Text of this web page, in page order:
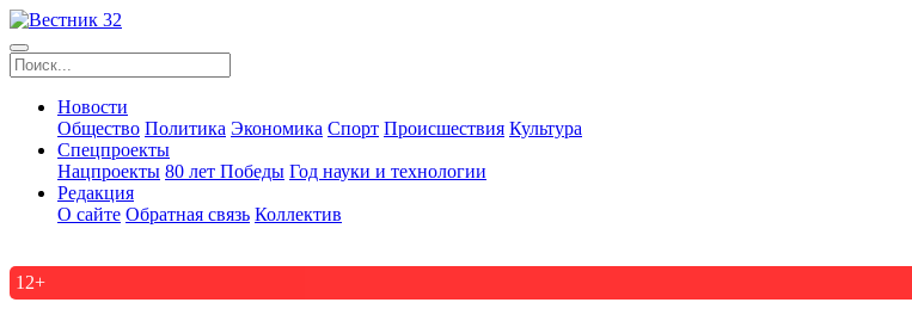
Новости
Общество Политика Экономика Спорт Происшествия Культура
Спецпроекты
Нацпроекты 80 лет Победы Год науки и технологии
Редакция
О сайте Обратная связь Коллектив
12+